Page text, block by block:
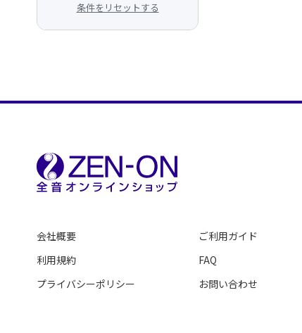
条件をリセットする
会社概要
利用規約
プライバシーポリシー
ご利用ガイド
FAQ
お問い合わせ